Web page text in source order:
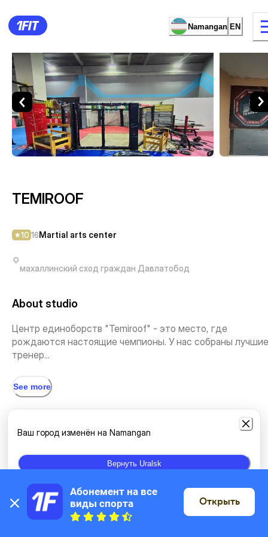
Namangan EN
6 types of classes Female
TEMIROOF — Martial arts
TEMIROOF
10 16Martial arts center
махаллинский сход граждан Давлатобод
About studio
Центр единоборств "Temiroof" - это место, где
рождаются настоящие чемпионы. У нас собраны лучшие
тренер...
See more
Muay-Thai MMA
Location
On the map
Ваш город изменён на Namangan
Вернуть Uralsk
Абонемент на все
виды спорта
Открыть